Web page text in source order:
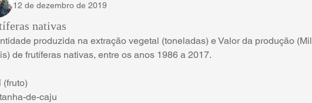
12 de dezembro de 2019
nativas
produzida na extração vegetal (toneladas) e Valor da produção (Mil
de frutíferas nativas, entre os anos 1986 a 2017.
(fruto)
de-caju